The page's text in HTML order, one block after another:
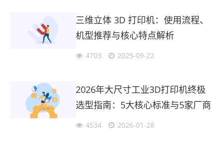
三维立体 3D 打印机：使用流程、
机型推荐与核心特点解析
4703 2025-09-22
2026年大尺寸工业3D打印机终极
选型指南：5大核心标准与5家厂商
深度评测
4534 2026-01-28